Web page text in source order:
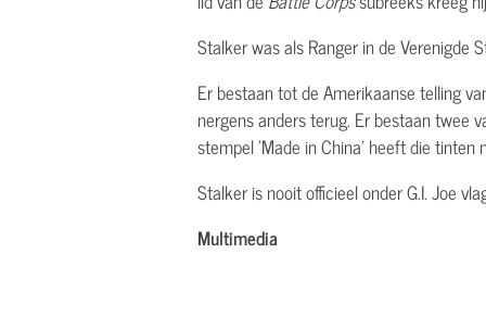
Stalker was als Ranger in de
Er bestaan tot de Amerikaanse telling
nergens anders terug. Er bestaan twee
stempel 'Made in China' heeft die tinten
Stalker is nooit officieel onder G.I. Joe
Multimedia